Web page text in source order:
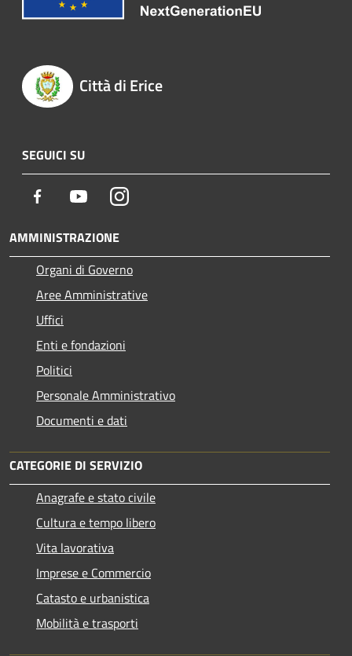
Città di Erice
SEGUICI SU
Facebook YoutubeInstagram
AMMINISTRAZIONE
Organi di Governo
Aree Amministrative
Uffici
Enti e fondazioni
Politici
Personale Amministrativo
Documenti e dati
CATEGORIE DI SERVIZIO
Anagrafe e stato civile
Cultura e tempo libero
Vita lavorativa
Imprese e Commercio
Catasto e urbanistica
Mobilità e trasporti